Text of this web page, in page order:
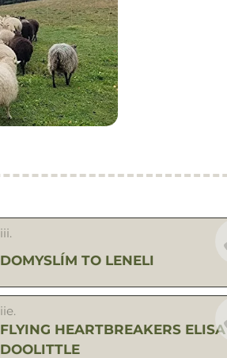
iii.
DOMYSLÍM TO LENELI
iie.
FLYING HEARTBREAKERS ELISA
DOOLITTLE